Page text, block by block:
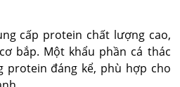
cấp protein chất lượng cao,
bắp. Một khẩu phần cá thác
protein đáng kể, phù hợp cho